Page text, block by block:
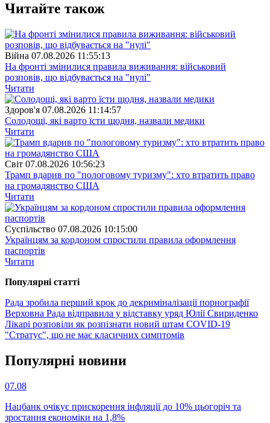
Читайте також
Війна 07.08.2026 11:55:13
На фронті змінилися правила виживання: військовий
розповів, що відбувається на "нулі"
Читати
Здоров'я 07.08.2026 11:14:57
Солодощі, які варто їсти щодня, назвали медики
Читати
Свiт 07.08.2026 10:56:23
Трамп вдарив по "пологовому туризму": хто втратить право
на громадянство США
Читати
Суспiльство 07.08.2026 10:15:00
Українцям за кордоном спростили правила оформлення
паспортів
Читати
Популярнi статтi
Рада зробила перший крок до декриміналізації порнографії
Верховна Рада відправила у відставку уряд Юлії Свириденко
Лікарі розповіли як розпізнати новий штам COVID-19
"Стратус", що не має класичних симптомів
Популярнi новини
07.08
Нацбанк очікує прискорення інфляції до 10% цьогоріч та
зростання економіки на 1,8%